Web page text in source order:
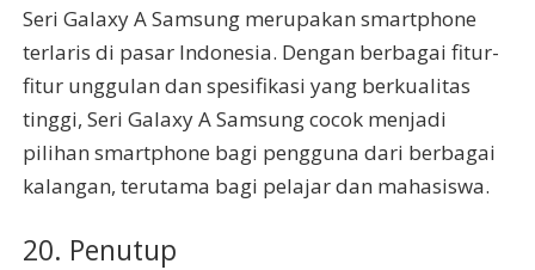
Seri Galaxy A Samsung merupakan smartphone
terlaris di pasar Indonesia. Dengan berbagai fitur-
fitur unggulan dan spesifikasi yang berkualitas
tinggi, Seri Galaxy A Samsung cocok menjadi
pilihan smartphone bagi pengguna dari berbagai
kalangan, terutama bagi pelajar dan mahasiswa.
20. Penutup